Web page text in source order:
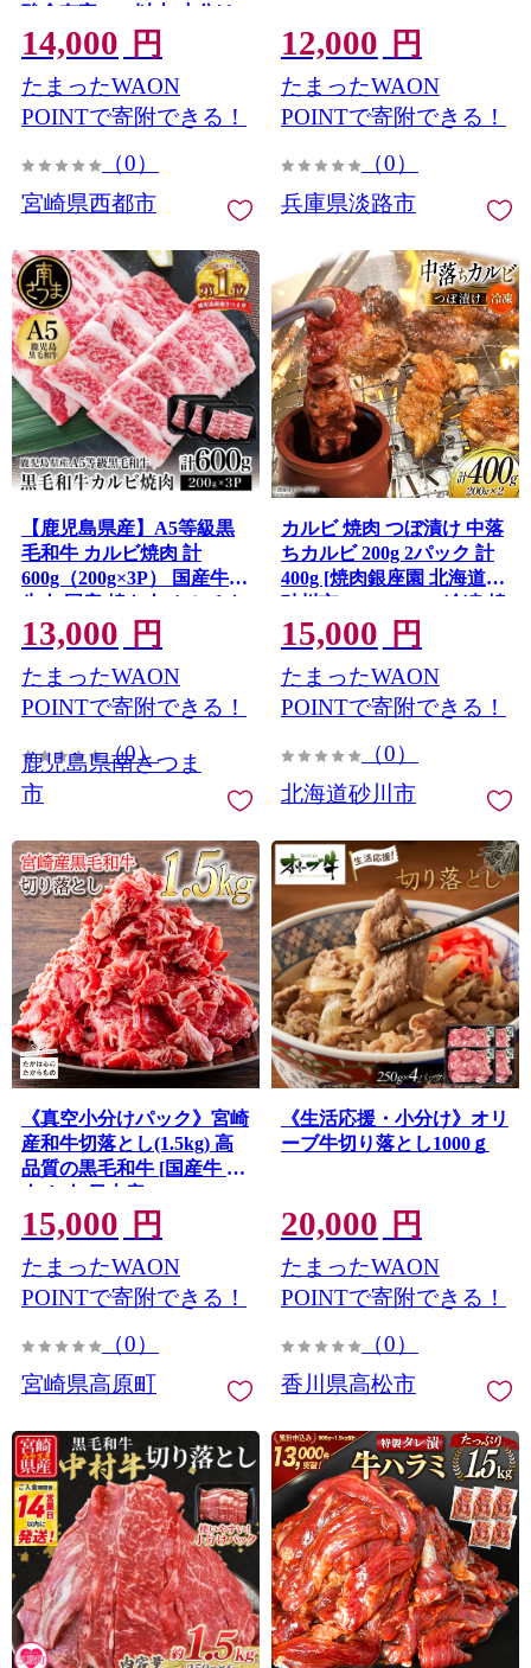
酸含有率55%以上 小分け
カミチクファーム＜62-1a
＞
14,000 円
たまったWAON
POINTで寄附できる！
（0）
宮崎県西都市
12,000 円
たまったWAON
POINTで寄附できる！
（0）
兵庫県淡路市
【鹿児島県産】A5等級黒
毛和牛 カルビ焼肉 計
600g（200g×3P） 国産牛
牛肉 国産 焼き肉 カミチク
BBQ バーベキュー アウト
ドア バラ 丼 プレート 小分
けパック 冷凍
13,000 円
たまったWAON
POINTで寄附できる！
（0）
鹿児島県南さつま
市
カルビ 焼肉 つぼ漬け 中落
ちカルビ 200g 2パック 計
400g [焼肉銀座園 北海道
砂川市 12260731-a] 冷凍 焼
き肉 牛 牛肉 肉 小分け や
きにく
15,000 円
たまったWAON
POINTで寄附できる！
（0）
北海道砂川市
《真空小分けパック》宮崎
産和牛切落とし(1.5kg) 高
品質の黒毛和牛 [国産牛 牛
肉 お肉 日本産] TF0554-
P00020
15,000 円
たまったWAON
POINTで寄附できる！
（0）
宮崎県高原町
《生活応援・小分け》オリ
ーブ牛切り落とし1000ｇ
20,000 円
たまったWAON
POINTで寄附できる！
（0）
香川県高松市